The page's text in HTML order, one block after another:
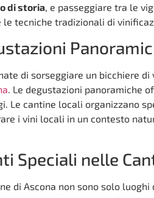
di storia, e passeggiare tra le
le tecniche tradizionali di
di sorseggiare un bicchiere
. Le degustazioni panoramiche
Le cantine locali organizzano
i vini locali in un contesto
Speciali nelle
di Ascona non sono solo